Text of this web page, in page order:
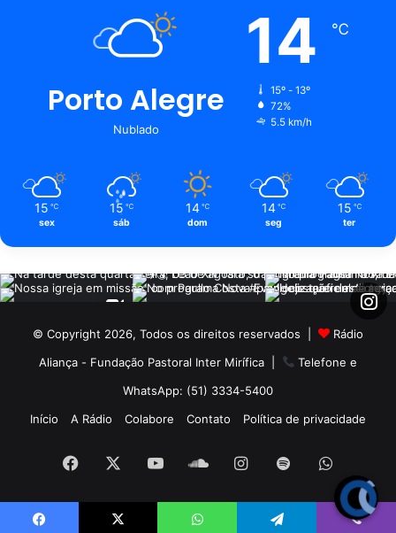
Porto Alegre
Nublado
14 ℃
15º - 13º
72%
5.5 km/h
15 ℃
sex
15 ℃
sáb
14 ℃
dom
14 ℃
seg
15 ℃
ter
© Copyright 2026, Todos os direitos reservados |
Rádio
Aliança - Fundação Pastoral Inter Mirífica|
Telefone e
WhatsApp: (51) 3334-5400
Início
A Rádio Colabore Contato Política de privacidade
Facebook YouTubeSoundCloud
Instagram
Spotify